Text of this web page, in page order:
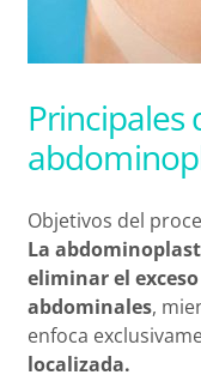
Principales
Objetivos del
La
eliminar el
abdominales,
enfoca
localizada.